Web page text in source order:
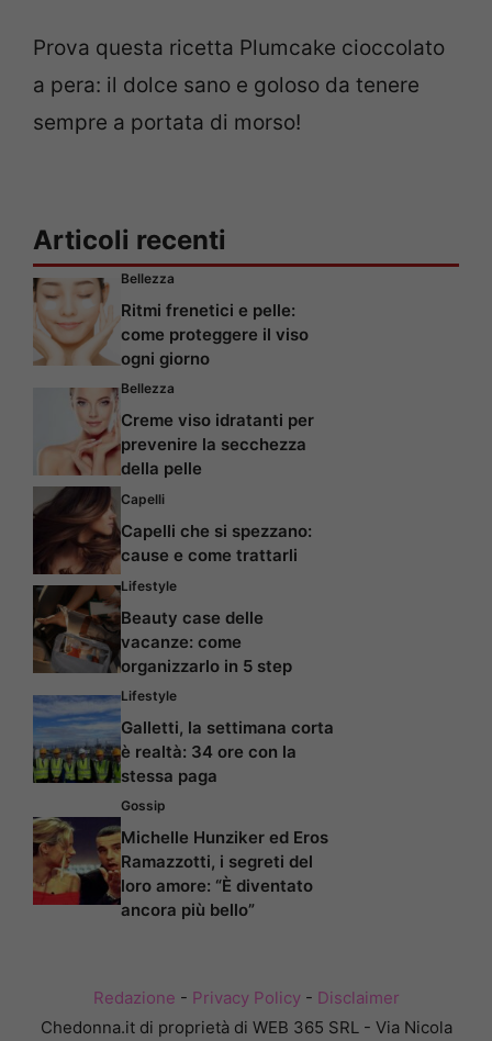
Prova questa ricetta Plumcake cioccolato
a pera: il dolce sano e goloso da tenere
sempre a portata di morso!
Articoli recenti
Bellezza
Ritmi frenetici e pelle:
come proteggere il viso
ogni giorno
Bellezza
Creme viso idratanti per
prevenire la secchezza
della pelle
Capelli
Capelli che si spezzano:
cause e come trattarli
Lifestyle
Beauty case delle
vacanze: come
organizzarlo in 5 step
Lifestyle
Galletti, la settimana corta
è realtà: 34 ore con la
stessa paga
Gossip
Michelle Hunziker ed Eros
Ramazzotti, i segreti del
loro amore: “È diventato
ancora più bello”
Redazione - Privacy Policy- Disclaimer
Chedonna.it di proprietà di WEB 365 SRL - Via Nicola